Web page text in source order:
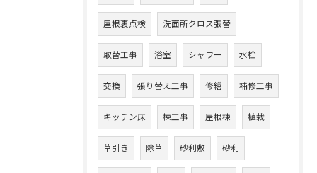
屋根裏点検 洗面所クロス張替
取替工事 浴室 シャワー 水栓
交換 張り替え工事 修繕 補修工事
キッチン床 棟工事 屋根棟 植栽
草引き 除草 砂利敷 砂利